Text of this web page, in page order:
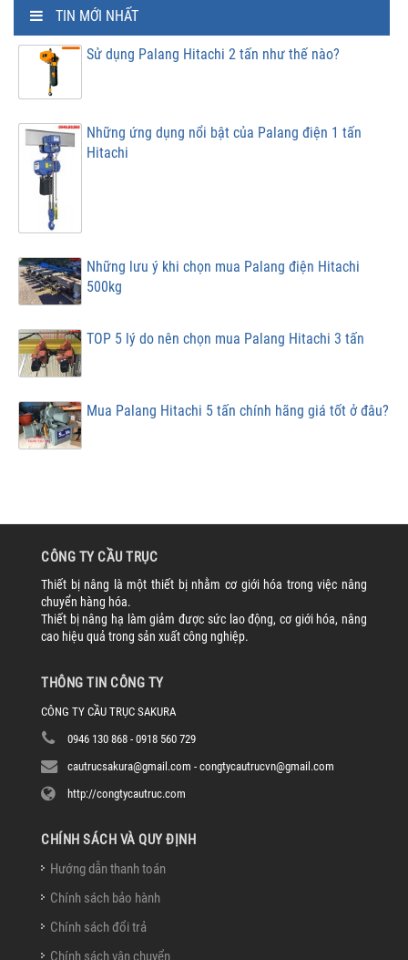
TIN MỚI NHẤT
Sử dụng Palang Hitachi 2 tấn như thế nào?
Những ứng dụng nổi bật của Palang điện 1 tấn
Hitachi
Những lưu ý khi chọn mua Palang điện Hitachi
500kg
TOP 5 lý do nên chọn mua Palang Hitachi 3 tấn
Mua Palang Hitachi 5 tấn chính hãng giá tốt ở đâu?
CÔNG TY CẦU TRỤC
Thiết bị nâng là một thiết bị nhằm cơ giới hóa trong việc nâng
chuyển hàng hóa.
Thiết bị nâng hạ làm giảm được sức lao động, cơ giới hóa, nâng
cao hiệu quả trong sản xuất công nghiệp.
THÔNG TIN CÔNG TY
CÔNG TY CẦU TRỤC SAKURA
0946 130 868 - 0918 560 729
cautrucsakura@gmail.com - congtycautrucvn@gmail.com
http://congtycautruc.com
CHÍNH SÁCH VÀ QUY ĐỊNH
Hướng dẫn thanh toán
Chính sách bảo hành
Chính sách đổi trả
Chính sách vận chuyển